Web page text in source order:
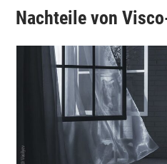
Nachteile von